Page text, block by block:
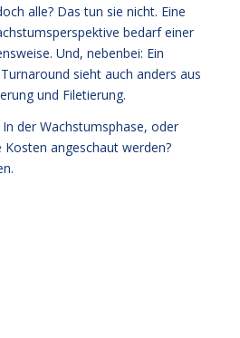
alle? Das tun sie nicht. Eine
bedarf einer
Und, nebenbei: Ein
sieht auch anders aus
und Filetierung.
der Wachstumsphase, oder
Kosten angeschaut werden?